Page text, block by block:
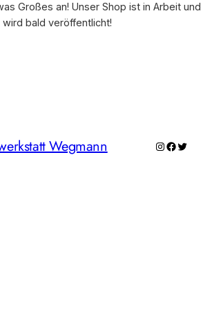
Großes an! Unser Shop ist in Arbeit und
wird bald veröffentlicht!
Wegmann Instagram